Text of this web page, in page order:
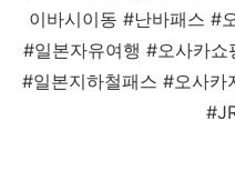
이바시이동 #난바패스 #
#일본자유여행 #오사카
#일본지하철패스 #오사카